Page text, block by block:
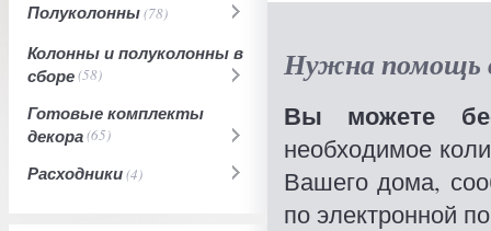
Полуколонны(78)
Колонны и полуколонны в
сборе(58)
Готовые комплекты
декора(65)
Расходники(4)
Нужна помощь
Вы можете
необходимое
Вашего дома,
по электронной